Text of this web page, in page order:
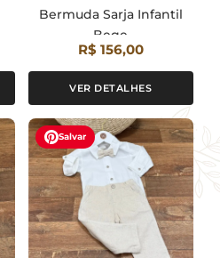
Bermuda Sarja Infantil
Bege
R$ 156,00
VER DETALHES
Salvar